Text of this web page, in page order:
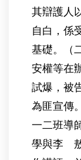
其辯護人
自白，係
基礎。（
安權等在
試爆，被
為匪宣傳
一二班導
學與李